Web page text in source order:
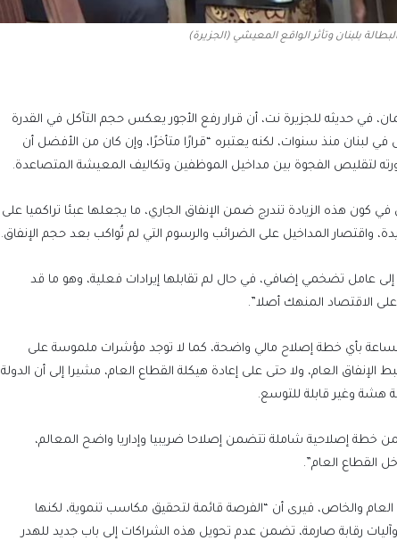
بلبنان وتأثر الواقع المعيشي (الجزيرة)
في حديثه للجزيرة نت، أن قرار رفع الأجور يعكس حجم التآكل في القدرة
في لبنان منذ سنوات، لكنه يعتبره “قرارًا متأخرًا، وإن كان من الأفضل أن
لتقليص الفجوة بين مداخيل الموظفين وتكاليف المعيشة المتصاعدة.
كون هذه الزيادة تندرج ضمن الإنفاق الجاري، ما يجعلها عبئا تراكميا على
واقتصار المداخيل على الضرائب والرسوم التي لم تُواكب بعد حجم الإنفاق.
عامل تضخمي إضافي، في حال لم تقابلها إيرادات فعلية، وهو ما قد
الاقتصاد المنهك أصلا”.
بأي خطة إصلاح مالي واضحة، كما لا توجد مؤشرات ملموسة على
العام، ولا حتى على إعادة هيكلة القطاع العام، مشيرا إلى أن الدولة
هشة وغير قابلة للتوسع.
خطة إصلاحية شاملة تتضمن إصلاحا ضريبيا وإداريا واضح المعالم،
القطاع العام”.
والخاص، فيرى أن “الفرصة قائمة لتحقيق مكاسب تنموية، لكنها
رقابة صارمة، تضمن عدم تحويل هذه الشراكات إلى باب جديد للهدر